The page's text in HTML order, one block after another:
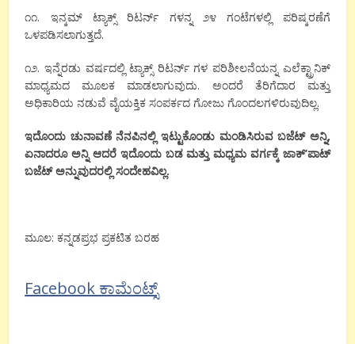
೧೧. ಇನ್ಕಮ್ ಟ್ಯಾಕ್ಸ್ ರಿಟರ್ನ್ ಗಳನ್ನ ೨೪ ಗಂಟೆಗಳಲ್ಲಿ ಪರಿಷ್ಕರಣೆಗೆ
ಒಳಪಡಿಸಲಾಗುತ್ತದೆ.
೧೨. ಇನ್ನೆರಡು ವರ್ಷದಲ್ಲಿ ಟ್ಯಾಕ್ಸ್ ರಿಟರ್ನ್ ಗಳ ಪರಿಶೀಲನೆಯನ್ನ ಎಲೆಕ್ಟ್ರಾನಿಕ್
ಮಾಧ್ಯಮದ ಮೂಲಕ ಮಾಡಲಾಗುವುದು. ಅಂದರೆ ತೆರಿಗೆದಾರ ಮತ್ತು
ಅಧಿಕಾರಿಯ ನಡುವೆ ವೈಯಕ್ತಿಕ ಸಂಪರ್ಕದ ಗೋಜು ಗೊಂದಲಗಳಿರುವುದಿಲ್ಲ.
ಇದೊಂದು ಚುನಾವಣೆ ನೆನಪಿನಲ್ಲಿ ಇಟ್ಟುಕೊಂಡು ಮಂಡಿಸಿರುವ ಬಜೆಟ್ ಅನ್ನಿ,
ಏನಾದರೂ ಅನ್ನಿ ಆದರೆ ಇದೊಂದು ಬಡ ಮತ್ತು ಮಧ್ಯಮ ವರ್ಗಕ್ಕೆ ಜಾಕ್’ಪಾಟ್
ಬಜೆಟ್ ಅನ್ನುವುದರಲ್ಲಿ ಸಂದೇಹವಿಲ್ಲ.
ಮೂಲ: ಕನ್ನಡಪ್ರಭ ಪ್ರಕಟಿತ ಬರಹ
Facebook ಕಾಮೆಂಟ್ಸ್